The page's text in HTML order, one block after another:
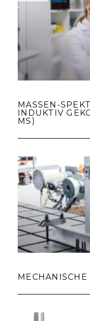
MASSEN-
INDUKTIV
MS)